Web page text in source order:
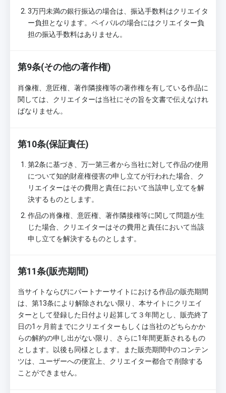
3万円未満の銀行振込の場合は、振込手数料はクリエイタ
ー負担となります。ペイパルの場合にはクリエイター負
担の振込手数料はありません。
第9条(その他の著作権)
肖像権、意匠権、著作隣接権等の著作権を有している作品に
関しては、クリエイターは当社にその旨を文書で伝えなけれ
ばなりません。
第10条(保証責任)
第2条に基づき、万一第三者から当社に対して作品の使用
について知的財産権侵害の申し立てが行われた場合、ク
リエイターはその費用と責任において当該申し立てを解
決するものとします。
作品の肖像権、意匠権、著作隣接権等に関して問題が生
じた場合、クリエイターはその費用と責任において当該
申し立てを解決するものとします。
第11条(販売期間)
当サイトならびにパートナーサイトにおける作品の販売期間
は、第13条により解除されない限り、本サイトにクリエイ
ターとして登録した日付より起算して３年間とし、販売終了
日の1ヶ月前までにクリエイターもしくは当社のどちらかか
らの解約の申し出がない限り、さらに1年間更新されるもの
とします。以後も同様とします。また販売期間中のコンテン
ツは、ユーザーへの便宜上、クリエイター都合で 削除する
ことができません。